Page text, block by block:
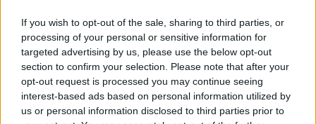
If you wish to opt-out of the sale, sharing to third parties, or
processing of your personal or sensitive information for
targeted advertising by us, please use the below opt-out
section to confirm your selection. Please note that after your
opt-out request is processed you may continue seeing
interest-based ads based on personal information utilized by
us or personal information disclosed to third parties prior to
l’ambiente, perché la comunicazione finora non
funziona, perché volete esprimere più cose o in un
altro modo, perché avete la necessità di interagire
con loro con maggiore libertà.
Sognando che ti parlino in inglese e tu